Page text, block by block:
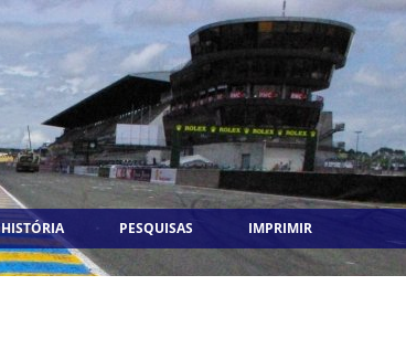
HISTÓRIA PESQUISAS IMPRIMIR